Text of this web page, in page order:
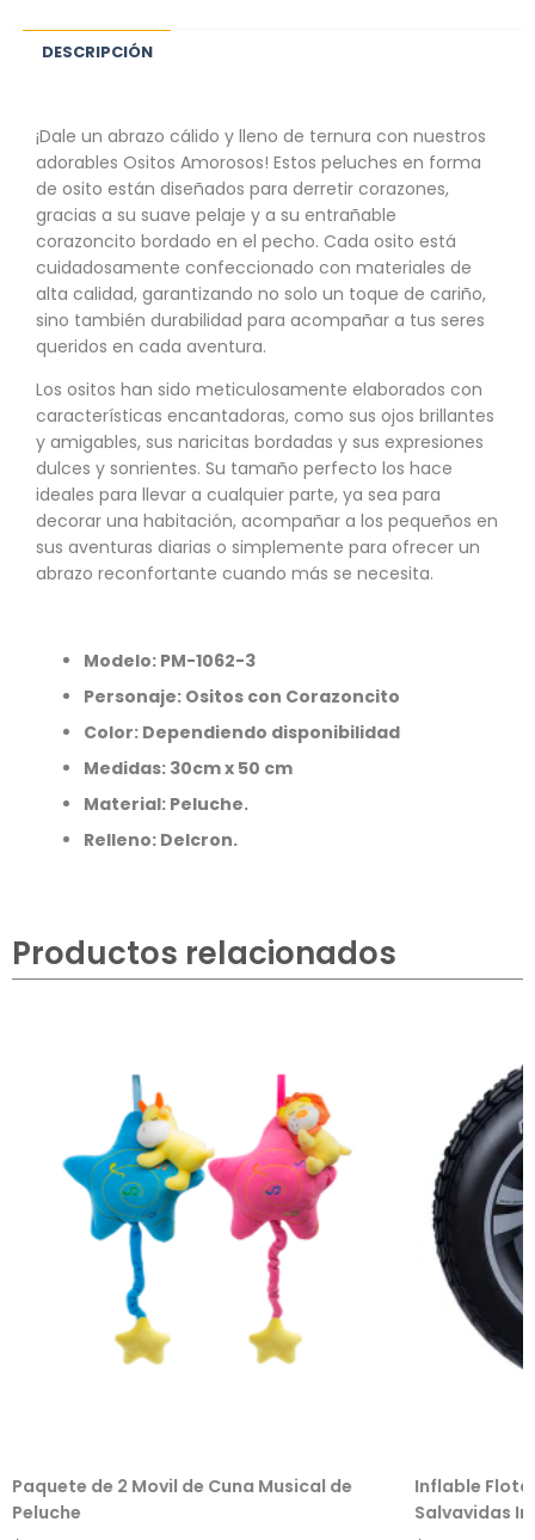
DESCRIPCIÓN
¡Dale un abrazo cálido y lleno de ternura con nuestros
adorables Ositos Amorosos! Estos peluches en forma
de osito están diseñados para derretir corazones,
gracias a su suave pelaje y a su entrañable
corazoncito bordado en el pecho. Cada osito está
cuidadosamente confeccionado con materiales de
alta calidad, garantizando no solo un toque de cariño,
sino también durabilidad para acompañar a tus seres
queridos en cada aventura.
Los ositos han sido meticulosamente elaborados con
características encantadoras, como sus ojos brillantes
y amigables, sus naricitas bordadas y sus expresiones
dulces y sonrientes. Su tamaño perfecto los hace
ideales para llevar a cualquier parte, ya sea para
decorar una habitación, acompañar a los pequeños en
sus aventuras diarias o simplemente para ofrecer un
abrazo reconfortante cuando más se necesita.
Modelo: PM-1062-3
Personaje: Ositos con Corazoncito
Color: Dependiendo disponibilidad
Medidas: 30cm x 50 cm
Material: Peluche.
Relleno: Delcron.
Productos relacionados
Paquete de 2 Movil de Cuna Musical de
Peluche
Inflable
Salvavidas